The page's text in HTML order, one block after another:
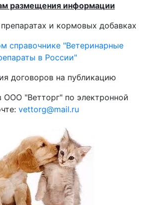
размещения информации
и кормовых добавках
справочнике "Ветеринарные
в России"
договоров на публикацию
ООО "Ветторг" по электронной
vettorg@mail.ru